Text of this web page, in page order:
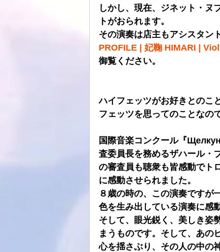
お気に入りCD FAZIOLI 電
cosmicチューニング お客様のご感
しかし、現在、ジネット・ヌ
トがおられます。
その演奏は店主もアシスタン
PROFILE | 妃鞠 HIMARI |
御覧ください。
ハイフェッツがお好きとのこ
フェッツを思ってのことなの
国際音楽コンクール『
査委員長を務めるザハール・
の審査員も聴衆も皆感動でト
に感動させられました。
８歳の時の、この演奏ですが
色を生み出している演奏に感
そして、眼光鋭く、美しき姿
まうものです。そして、あの
心を揺さぶり、その人の中の